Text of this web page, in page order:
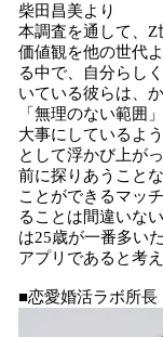
柴田昌美より
本調査を通して、Z
価値観を他の世代
る中で、自分らし
いている彼らは、
「無理のない範囲
大事にしているよ
として浮かび上が
前に探りあうこと
ことができるマッ
ることは間違いな
は25歳が一番多い
アプリであると考
■恋愛婚活ラボ所